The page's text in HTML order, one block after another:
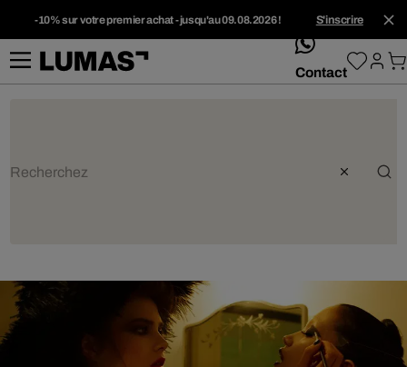
-10% sur votre premier achat - jusqu'au 09.08.2026 ! S'inscrire
whatsApp
Contact